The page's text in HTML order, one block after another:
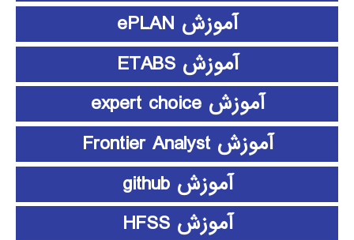
آموزش ePLAN
آموزش ETABS
آموزش expert choice
آموزش Frontier Analyst
آموزش github
آموزش HFSS